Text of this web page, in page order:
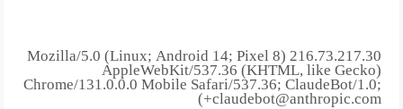
216.73.217.30 Mozilla/5.0 (Linux; Android 14; Pixel 8)
AppleWebKit/537.36 (KHTML, like Gecko)
Chrome/131.0.0.0 Mobile Safari/537.36; ClaudeBot/1.0;
+claudebot@anthropic.com)